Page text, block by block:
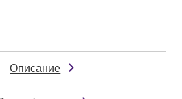
Описание